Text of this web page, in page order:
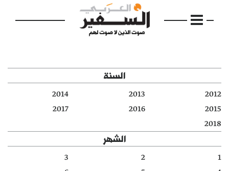
الرئيسية
مواضيع
السنة
2012
2013
2014
2015
2016
2017
2018
الشهر
1
2
3